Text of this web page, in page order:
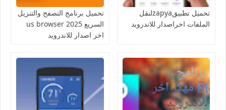
تحميل تطبيقzapyaلنقل
الملفات اخراصدار للاندرويد
تحميل برنامج التصفح والتنزيل
السريع us browser 2025
اخر اصدار للاندرويد